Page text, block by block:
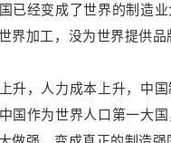
已经变成了世界的制造
界加工，没为世界提供
升，人力成本上升，中
国作为世界人口第一大